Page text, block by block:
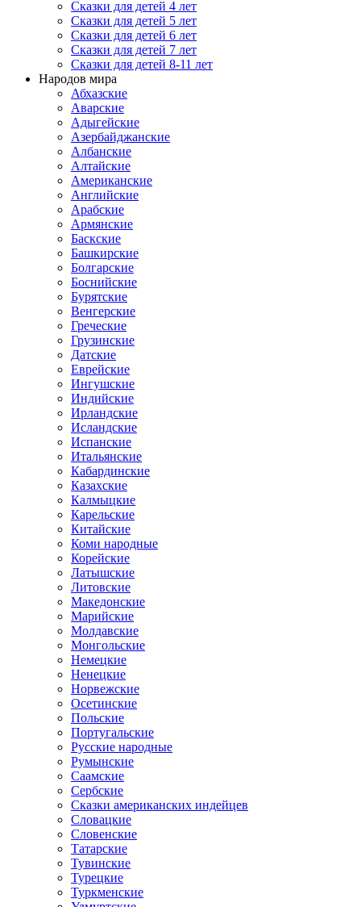
Сказки для детей 4 лет
Сказки для детей 5 лет
Сказки для детей 6 лет
Сказки для детей 7 лет
Сказки для детей 8-11 лет
Народов мира
Абхазские
Аварские
Адыгейские
Азербайджанские
Албанские
Алтайские
Американские
Английские
Арабские
Армянские
Баскские
Башкирские
Болгарские
Боснийские
Бурятские
Венгерские
Греческие
Грузинские
Датские
Еврейские
Ингушские
Индийские
Ирландские
Исландские
Испанские
Итальянские
Кабардинские
Казахские
Калмыцкие
Карельские
Китайские
Коми народные
Корейские
Латышские
Литовские
Македонские
Марийские
Молдавские
Монгольские
Немецкие
Ненецкие
Норвежские
Осетинские
Польские
Португальские
Русские народные
Румынские
Саамские
Сербские
Сказки американских индейцев
Словацкие
Словенские
Татарские
Тувинские
Турецкие
Туркменские